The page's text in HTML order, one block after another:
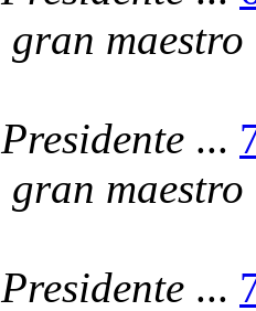
gran
Presidente ...
gran
Presidente ...